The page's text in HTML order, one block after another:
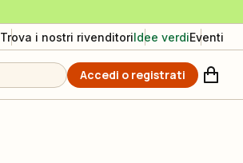
Trova i nostri rivenditoriIdee verdiEventi
Accedi o registrati